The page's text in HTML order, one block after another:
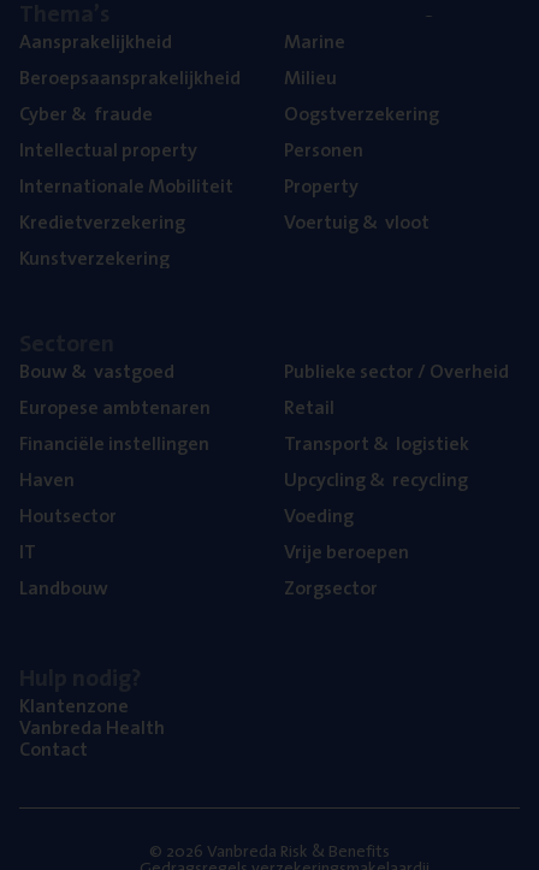
Aan­spra­ke­lijk­heid
Beroeps­aan­spra­ke­lijk­heid
Cyber& fraude
Intel­lec­tu­al property
Inter­na­ti­o­na­le Mobiliteit
Kre­diet­ver­ze­ke­ring
Kunst­ver­ze­ke­ring
Mari­ne
Mili­eu
Oogst­ver­ze­ke­ring
Per­so­nen
Pro­per­ty
Voer­tuig& vloot
Bouw& vastgoed
Euro­pe­se ambtenaren
Finan­ci­ë­le instellingen
Haven
Hout­sec­tor
IT
Land­bouw
Publie­ke sec­tor / Overheid
Retail
Trans­port& logistiek
Upcy­cling& recycling
Voe­ding
Vrije beroe­pen
Zorg­sec­tor
Klan­ten­zo­ne
Van­b­re­da Health
Con­tact
© 2026 Vanbreda Risk & Benefits